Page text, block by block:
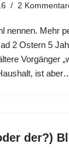
2
nennen. Mehr
2 Ostern 5
Vorgänger
ist
der?)